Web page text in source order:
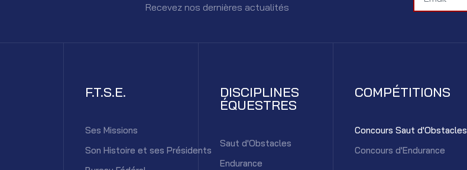
Recevez nos dernières actualités
F.T.S.E.
Ses Missions
Son Histoire et ses Présidents
DISCIPLINES
ÉQUESTRES
Saut d'Obstacles
Endurance
COMPÉTITIONS
Concours Saut d'Obstacles
Concours d'Endurance